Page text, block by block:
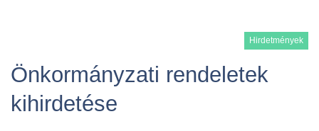
Hirdetmények
Önkormányzati rendeletek
kihirdetése